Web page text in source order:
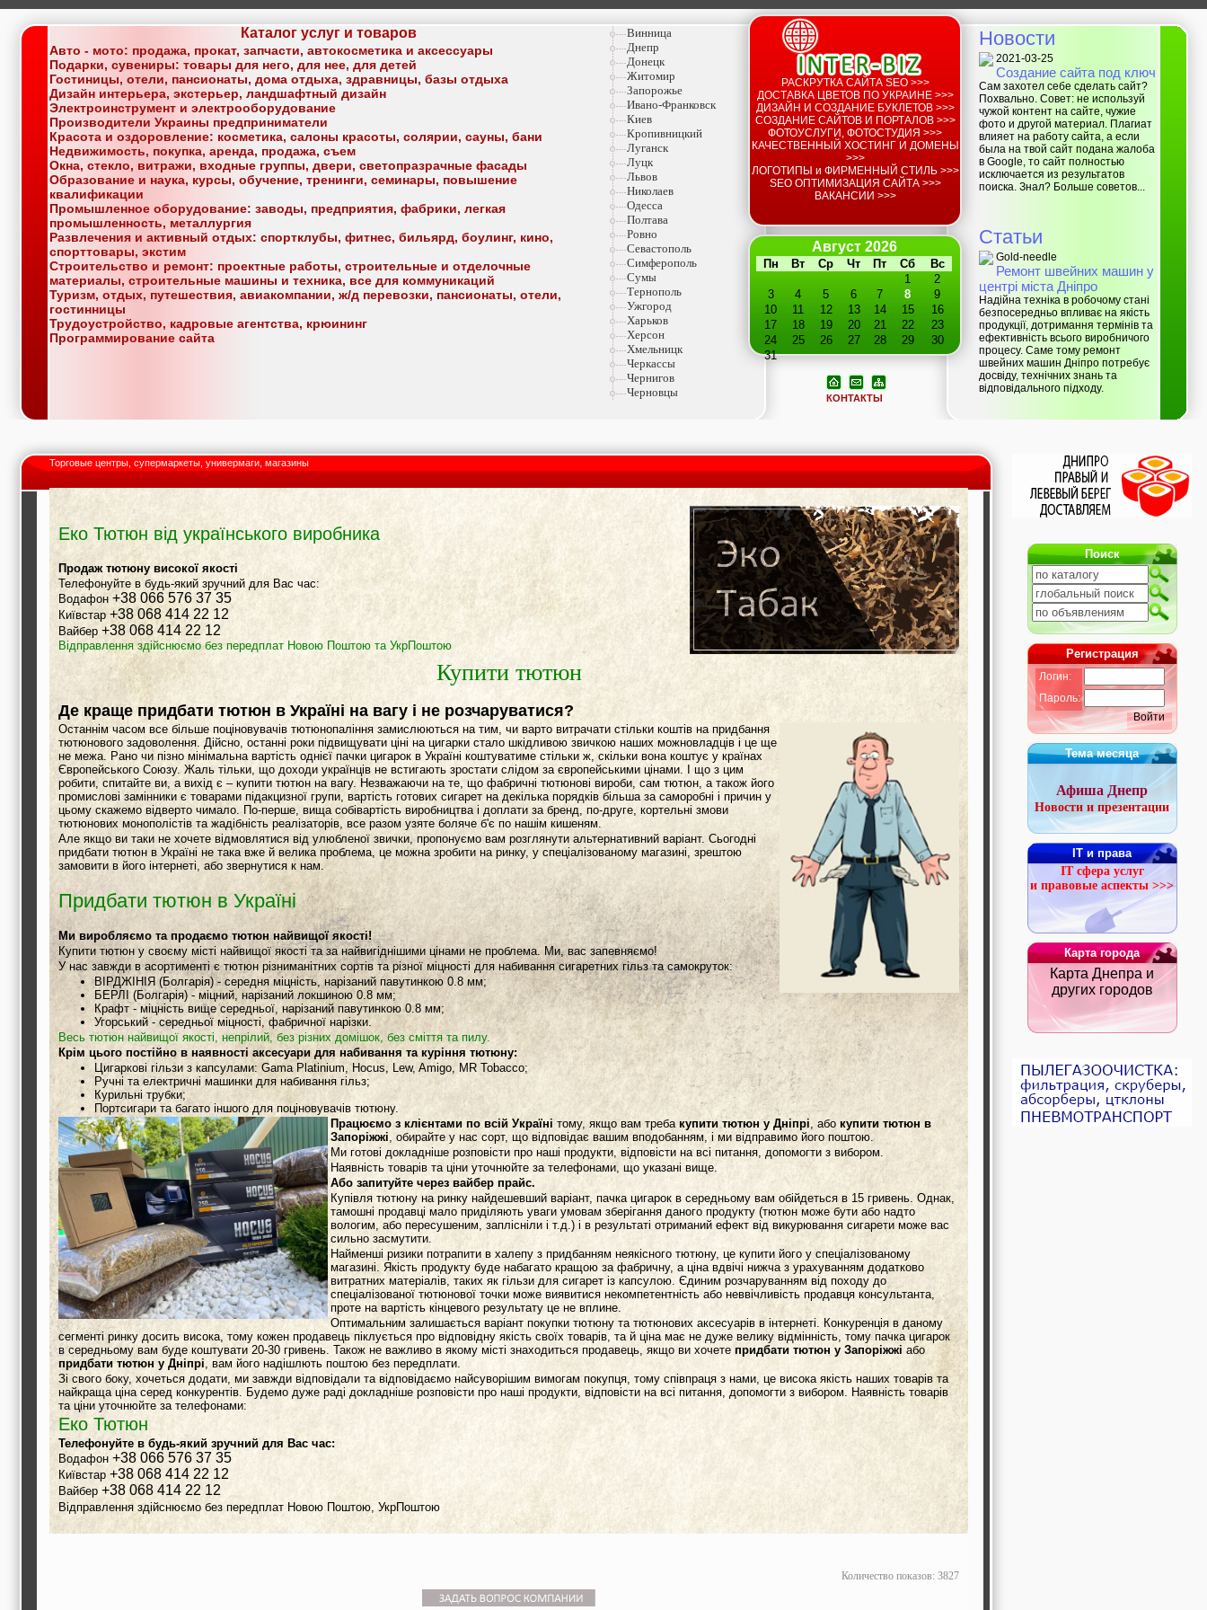
Каталог услуг и товаров
Авто - мото: продажа, прокат, запчасти, автокосметика и аксессуары
Подарки, сувениры: товары для него, для нее, для детей
Гостиницы, отели, пансионаты, дома отдыха, здравницы, базы отдыха
Дизайн интерьера, экстерьер, ландшафтный дизайн
Электроинструмент и электрооборудование
Производители Украины предприниматели
Красота и оздоровление: косметика, салоны красоты, солярии, сауны, бани
Недвижимость, покупка, аренда, продажа, съем
Окна, стекло, витражи, входные группы, двери, светопразрачные фасады
Образование и наука, курсы, обучение, тренинги, семинары, повышение
квалификации
Промышленное оборудование: заводы, предприятия, фабрики, легкая
промышленность, металлургия
Развлечения и активный отдых: спортклубы, фитнес, бильярд, боулинг, кино,
спорттовары, экстим
Строительство и ремонт: проектные работы, строительные и отделочные
материалы, строительные машины и техника, все для коммуникаций
Туризм, отдых, путешествия, авиакомпании, ж/д перевозки, пансионаты, отели,
гостинницы
Трудоустройство, кадровые агентства, крюининг
Программирование сайта
Винница
Днепр
Донецк
Житомир
Запорожье
Ивано-Франковск
Киев
Кропивницкий
Луганск
Луцк
Львов
Николаев
Одесса
Полтава
Ровно
Севастополь
Симферополь
Сумы
Тернополь
Ужгород
Харьков
Херсон
Хмельницк
Черкассы
Чернигов
Черновцы
РАСКРУТКА САЙТА SEO >>>
ДОСТАВКА ЦВЕТОВ ПО УКРАИНЕ >>>
ДИЗАЙН И СОЗДАНИЕ БУКЛЕТОВ >>>
СОЗДАНИЕ САЙТОВ И ПОРТАЛОВ >>>
ФОТОУСЛУГИ, ФОТОСТУДИЯ >>>
КАЧЕСТВЕННЫЙ ХОСТИНГ И ДОМЕНЫ
>>>
ЛОГОТИПЫ и ФИРМЕННЫЙ СТИЛЬ >>>
SEO ОПТИМИЗАЦИЯ САЙТА >>>
ВАКАНСИИ >>>
Август 2026
Пн Вт Ср Чт Пт Сб
Вс
1
2
3
4 5 6 7 8
9
10
11 12 13 14 15
16
17
18 19 20 21 22
23
24
25 26 27 28 29
30
31
КОНТАКТЫ
Новости
2021-03-25
Создание сайта под ключ
Сам захотел себе сделать сайт?
Похвально. Совет: не используй
чужой контент на сайте, чужие
фото и другой материал. Плагиат
влияет на работу сайта, а если
была на твой сайт подана жалоба
в Google, то сайт полностью
исключается из результатов
поиска. Знал? Больше советов...
Статьи
Gold-needle
Ремонт швейних машин у
центрі міста Дніпро
Надійна техніка в робочому стані
безпосередньо впливає на якість
продукції, дотримання термінів та
ефективність всього виробничого
процесу. Саме тому ремонт
швейних машин Дніпро потребує
досвіду, технічних знань та
відповідального підходу.
Торговые центры, супермаркеты, универмаги, магазины
Еко Тютюн від українського виробника
Продаж тютюну високої якості
Телефонуйте в будь-який зручний для Вас час:
Водафон +38 066 576 37 35
Київстар +38 068 414 22 12
Вайбер +38 068 414 22 12
Відправлення здійснюємо без передплат Новою Поштою та УкрПоштою
Купити тютюн
Де краще придбати тютюн в Україні на вагу і не розчаруватися?
Останнім часом все більше поціновувачів тютюнопаління замислюються на тим, чи варто витрачати стільки коштів на придбання
тютюнового задоволення. Дійсно, останні роки підвищувати ціні на цигарки стало шкідливою звичкою наших можновладців і це ще
не межа. Рано чи пізно мінімальна вартість однієї пачки цигарок в Україні коштуватиме стільки ж, скільки вона коштує у країнах
Європейського Союзу. Жаль тільки, що доходи українців не встигають зростати слідом за європейськими цінами. І що з цим
робити, спитайте ви, а вихід є – купити тютюн на вагу. Незважаючи на те, що фабричні тютюнові вироби, сам тютюн, а також його
промислові замінники є товарами підакцизної групи, вартість готових сигарет на декілька порядків більша за саморобні і причин у
цьому скажемо відверто чимало. По-перше, вища собівартість виробництва і доплати за бренд, по-друге, кортельні змови
тютюнових монополістів та жадібність реалізаторів, все разом узяте боляче б'є по нашім кишеням.
Але якщо ви таки не хочете відмовлятися від улюбленої звички, пропонуємо вам розглянути альтернативний варіант. Сьогодні
придбати тютюн в Україні не така вже й велика проблема, це можна зробити на ринку, у спеціалізованому магазині, зрештою
замовити в його інтернеті, або звернутися к нам.
Придбати тютюн в Україні
Ми виробляємо та продаємо тютюн найвищої якості!
Купити тютюн у своєму місті найвищої якості та за найвигіднішими цінами не проблема. Ми, вас запевняємо!
У нас завжди в асортименті є тютюн різниманітних сортів та різної міцності для набивання сигаретних гільз та самокруток:
ВІРДЖІНІЯ (Болгарія) - середня міцність, нарізаний павутинкою 0.8 мм;
БЕРЛІ (Болгарія) - міцний, нарізаний локшиною 0.8 мм;
Крафт - міцність вище середньої, нарізаний павутинкою 0.8 мм;
Угорський - середньої міцності, фабричної нарізки.
Весь тютюн найвищої якості, непрілий, без різних домішок, без сміття та пилу.
Крім цього постійно в наявності аксесуари для набивання та куріння тютюну:
Цигаркові гільзи з капсулами: Gama Platinium, Hocus, Lew, Amigo, MR Tobacco;
Ручні та електричні машинки для набивання гільз;
Курильні трубки;
Портсигари та багато іншого для поціновувачів тютюну.
Працюємо з клієнтами по всій Україні тому, якщо вам треба купити тютюн у Дніпрі, або купити тютюн в
Запоріжжі, обирайте у нас сорт, що відповідає вашим вподобанням, і ми відправимо його поштою.
Ми готові докладніше розповісти про наші продукти, відповісти на всі питання, допомогти з вибором.
Наявність товарів та ціни уточнюйте за телефонами, що указані вище.
Або запитуйте через вайбер прайс.
Купівля тютюну на ринку найдешевший варіант, пачка цигарок в середньому вам обійдеться в 15 гривень. Однак,
тамошні продавці мало приділяють уваги умовам зберігання даного продукту (тютюн може бути або надто
вологим, або пересушеним, заплісніли і т.д.) і в результаті отриманий ефект від викурювання сигарети може вас
сильно засмутити.
Найменші ризики потрапити в халепу з придбанням неякісного тютюну, це купити його у спеціалізованому
магазині. Якість продукту буде набагато кращою за фабричну, а ціна вдвічі нижча з урахуванням додатково
витратних матеріалів, таких як гільзи для сигарет із капсулою. Єдиним розчаруванням від походу до
спеціалізованої тютюнової точки може виявитися некомпетентність або неввічливість продавця консультанта,
проте на вартість кінцевого результату це не вплине.
Оптимальним залишається варіант покупки тютюну та тютюнових аксесуарів в інтернеті. Конкуренція в даному
сегменті ринку досить висока, тому кожен продавець піклується про відповідну якість своїх товарів, та й ціна має не дуже велику відмінність, тому пачка цигарок
в середньому вам буде коштувати 20-30 гривень. Також не важливо в якому місті знаходиться продавець, якщо ви хочете придбати тютюн у Запоріжжі або
придбати тютюн у Дніпрі, вам його надішлють поштою без передплати.
Зі свого боку, хочеться додати, ми завжди відповідали та відповідаємо найсуворішим вимогам покупця, тому співпраця з нами, це висока якість наших товарів та
найкраща ціна серед конкурентів. Будемо дуже раді докладніше розповісти про наші продукти, відповісти на всі питання, допомогти з вибором. Наявність товарів
та ціни уточнюйте за телефонами:
Еко Тютюн
Телефонуйте в будь-який зручний для Вас час:
Водафон +38 066 576 37 35
Київстар +38 068 414 22 12
Вайбер +38 068 414 22 12
Відправлення здійснюємо без передплат Новою Поштою, УкрПоштою
Количество показов: 3827
Поиск
Регистрация
Логин:
Пароль:
Войти
Тема месяца
Афиша Днепр
Новости и презентации
IT и права
IT сфера услуг
и правовые аспекты >>>
Карта города
Карта Днепра и
других городов